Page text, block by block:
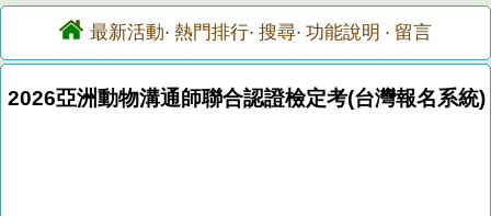
最新活動· 熱門排行· 搜尋· 功能說明 · 留言
2026亞洲動物溝通師聯合認證檢定考(台灣報名系統)